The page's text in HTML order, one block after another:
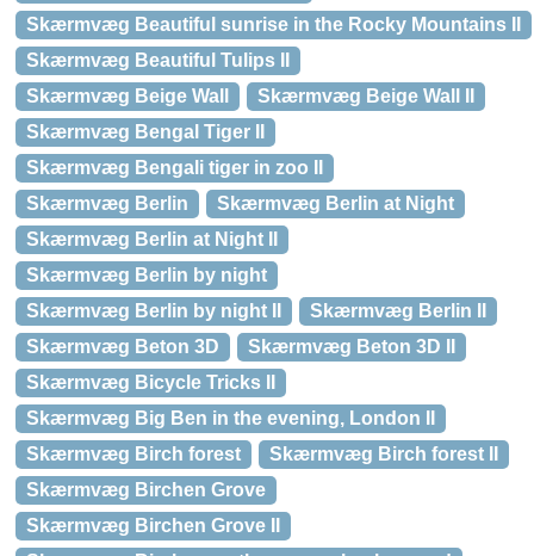
Skærmvæg Beautiful sunrise in the Rocky Mountains II
Skærmvæg Beautiful Tulips II
Skærmvæg Beige Wall
Skærmvæg Beige Wall II
Skærmvæg Bengal Tiger II
Skærmvæg Bengali tiger in zoo II
Skærmvæg Berlin
Skærmvæg Berlin at Night
Skærmvæg Berlin at Night II
Skærmvæg Berlin by night
Skærmvæg Berlin by night II
Skærmvæg Berlin II
Skærmvæg Beton 3D
Skærmvæg Beton 3D II
Skærmvæg Bicycle Tricks II
Skærmvæg Big Ben in the evening, London II
Skærmvæg Birch forest
Skærmvæg Birch forest II
Skærmvæg Birchen Grove
Skærmvæg Birchen Grove II